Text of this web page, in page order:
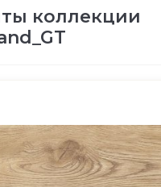
коллекции